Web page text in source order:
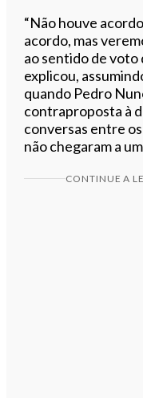
“Não houve
acordo, mas
ao sentido de voto
explicou,
quando Pedro
contraproposta à
conversas entre
não chegaram a
CONTINUE A